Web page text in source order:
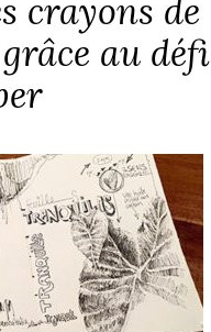
crayons de
au défi